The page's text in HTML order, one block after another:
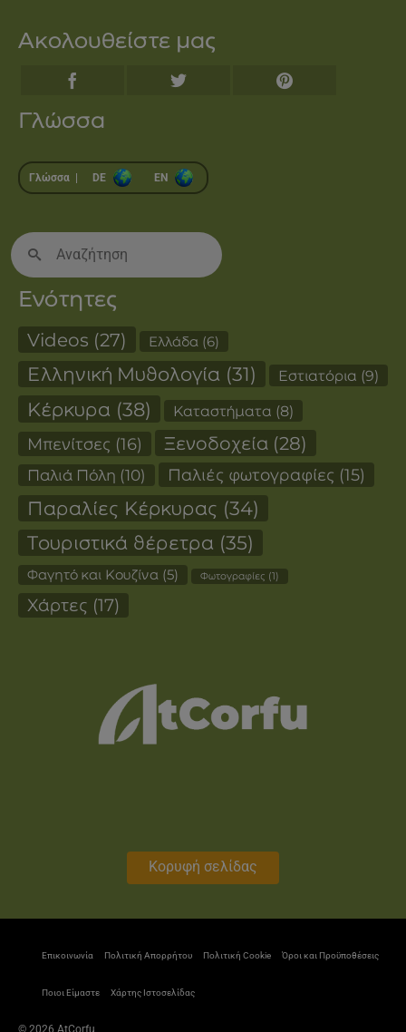
Ακολουθείστε μας
Γλώσσα
Γλώσσα | DE EN
Search
for:
Ενότητες
Videos (27) Ελλάδα (6)
Ελληνική Μυθολογία (31) Εστιατόρια (9)
Κέρκυρα (38) Καταστήματα (8)
Μπενίτσες (16) Ξενοδοχεία (28)
Παλιά Πόλη (10) Παλιές φωτογραφίες (15)
Παραλίες Κέρκυρας (34)
Τουριστικά θέρετρα (35)
Φαγητό και Κουζίνα (5) Φωτογραφίες (1)
Χάρτες (17)
Κορυφή σελίδας
Επικοινωνία Πολιτική Απορρήτου Πολιτική Cookie Όροι και Προϋποθέσεις
Ποιοι Είμαστε Χάρτης Ιστοσελίδας
© 2026 AtCorfu